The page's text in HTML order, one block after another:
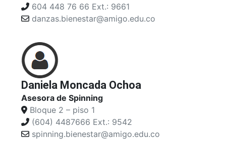
604 448 76 66 Ext.: 9661
danzas.bienestar@amigo.edu.co
Daniela Moncada Ochoa
Asesora de Spinning
Bloque 2 – piso 1
(604) 4487666 Ext.: 9542
spinning.bienestar@amigo.edu.co